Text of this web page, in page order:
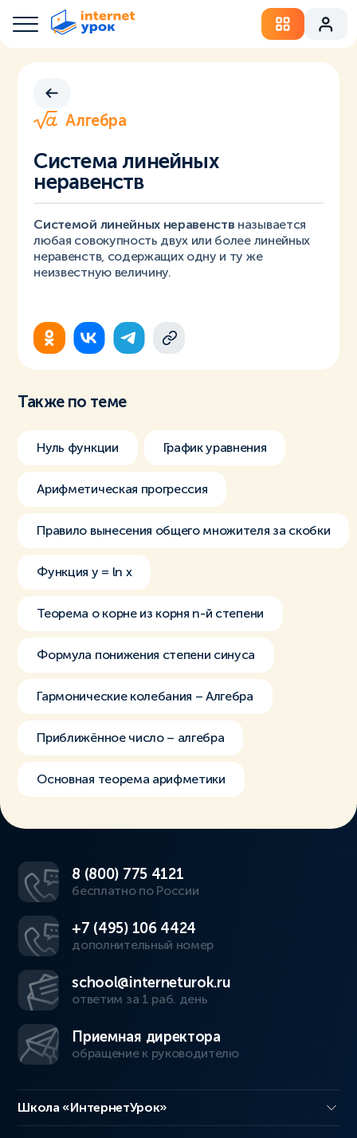
Алгебра
Система линейных
неравенств
Системой линейных неравенств называется
любая совокупность двух или более линейных
неравенств, содержащих одну и ту же
неизвестную величину.
Также по теме
Нуль функции График уравнения
Арифметическая прогрессия
Правило вынесения общего множителя за скобки
Функция y = ln x
Теорема о корне из корня n-й степени
Формула понижения степени синуса
Гармонические колебания – Алгебра
Приближённое число – алгебра
Основная теорема арифметики
8 (800) 775 4121
бесплатно по России
+7 (495) 106 4424
дополнительный номер
school@interneturok.ru
ответим за 1 раб. день
Приемная директора
обращение к руководителю
Школа «ИнтернетУрок»